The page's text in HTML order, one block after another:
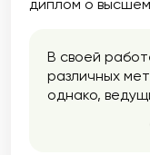
диплом о
В своей
различных
однако,
Когнитивно-